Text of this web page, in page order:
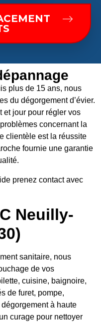
plus de 15 ans, nous
du dégorgement d’évier.
et jour pour régler vos
concernant la
clientèle est la réussite
fournie une garantie
prenez contact avec
Neuilly-
sanitaire, nous
de vos
cuisine, baignoire,
de furet, pompe,
à haute
curage pour nettoyer